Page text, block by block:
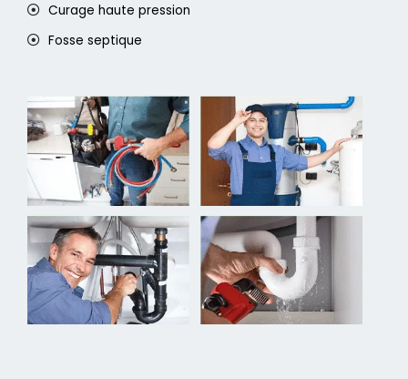
Curage haute pression
Fosse septique